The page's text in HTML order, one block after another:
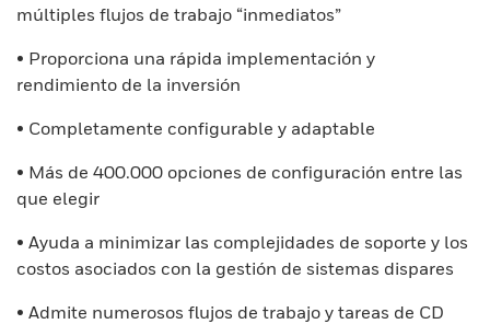
múltiples flujos de trabajo “inmediatos”
• Proporciona una rápida implementación y
rendimiento de la inversión
• Completamente configurable y adaptable
• Más de 400.000 opciones de configuración entre las
que elegir
• Ayuda a minimizar las complejidades de soporte y los
costos asociados con la gestión de sistemas dispares
• Admite numerosos flujos de trabajo y tareas de CD